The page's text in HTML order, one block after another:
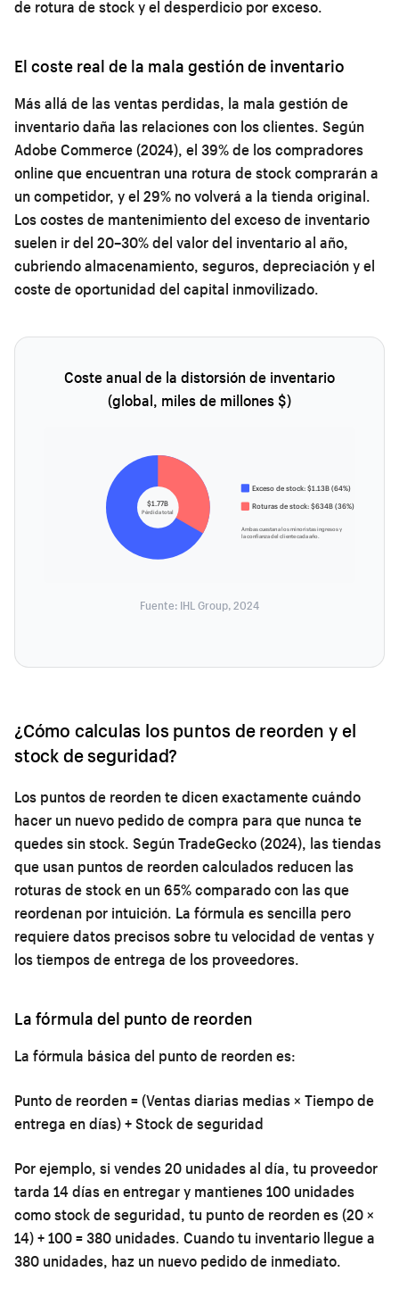
de rotura de stock y el desperdicio por exceso.
El coste real de la mala gestión de inventario
Más allá de las ventas perdidas, la mala gestión de
inventario daña las relaciones con los clientes. Según
Adobe Commerce (2024), el 39% de los compradores
online que encuentran una rotura de stock comprarán a
un competidor, y el 29% no volverá a la tienda original.
Los costes de mantenimiento del exceso de inventario
suelen ir del 20–30% del valor del inventario al año,
cubriendo almacenamiento, seguros, depreciación y el
coste de oportunidad del capital inmovilizado.
Coste anual de la distorsión de inventario
(global, miles de millones $)
$1.77B
Pérdida total
Exceso de stock: $1.13B (64%)
Roturas de stock: $634B (36%)
Ambas cuestan a los minoristas ingresos y
la confianza del cliente cada año.
Fuente: IHL Group, 2024
¿Cómo calculas los puntos de reorden y el
stock de seguridad?
Los puntos de reorden te dicen exactamente cuándo
hacer un nuevo pedido de compra para que nunca te
quedes sin stock. Según TradeGecko (2024), las tiendas
que usan puntos de reorden calculados reducen las
roturas de stock en un 65% comparado con las que
reordenan por intuición. La fórmula es sencilla pero
requiere datos precisos sobre tu velocidad de ventas y
los tiempos de entrega de los proveedores.
La fórmula del punto de reorden
La fórmula básica del punto de reorden es:
Punto de reorden = (Ventas diarias medias × Tiempo de
entrega en días) + Stock de seguridad
Por ejemplo, si vendes 20 unidades al día, tu proveedor
tarda 14 días en entregar y mantienes 100 unidades
como stock de seguridad, tu punto de reorden es (20 ×
14) + 100 = 380 unidades. Cuando tu inventario llegue a
380 unidades, haz un nuevo pedido de inmediato.